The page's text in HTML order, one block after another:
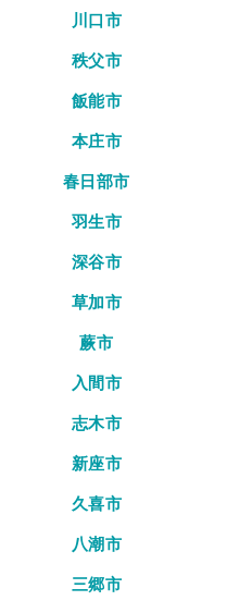
川口市
秩父市
飯能市
本庄市
春日部市
羽生市
深谷市
草加市
蕨市
入間市
志木市
新座市
久喜市
八潮市
三郷市